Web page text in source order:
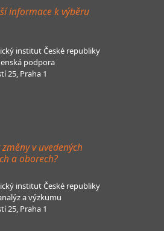
informace k výběru
institut České republiky
podpora
25, Praha 1
v uvedených
a oborech?
institut České republiky
a výzkumu
25, Praha 1